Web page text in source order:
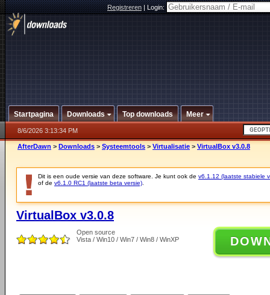
Registreren|Login:
Startpagina Downloads Top downloads Meer
8/6/2026 3:13:34 PM
AfterDawn > Downloads > Systeemtools > Virtualisatie > VirtualBox v3.0.8
Dit is een oude versie van deze software. Je kunt ook de v6.1.12 (laatste stabiele
of de v6.1.0 RC1 (laatste beta versie)
VirtualBox v3.0.8
Open source
Vista / Win10 / Win7 / Win8 / WinXP